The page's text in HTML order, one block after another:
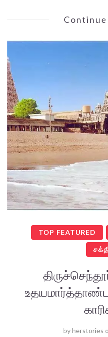
TOP FEATURED
byherstories